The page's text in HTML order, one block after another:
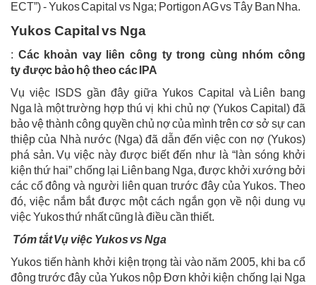
ECT”) - Yukos Capital vs Nga; Portigon AG vs Tây Ban Nha.
Yukos Capital vs Nga
: Các khoản vay liên công ty trong cùng nhóm công
ty được bảo hộ theo các IPA
Vụ việc ISDS gần đây giữa Yukos Capital và Liên bang
Nga là một trường hợp thú vị khi chủ nợ (Yukos Capital) đã
bảo vệ thành công quyền chủ nợ của mình trên cơ sở sự can
thiệp của Nhà nước (Nga) đã dẫn đến việc con nợ (Yukos)
phá sản. Vụ việc này được biết đến như là “làn sóng khởi
kiện thứ hai” chống lại Liên bang Nga, được khởi xướng bởi
các cổ đông và người liên quan trước đây của Yukos. Theo
đó, việc nắm bắt được một cách ngắn gọn về nội dung vụ
việc Yukos thứ nhất cũng là điều cần thiết.
Tóm tắt Vụ việc Yukos vs Nga
Yukos tiến hành khởi kiện trọng tài vào năm 2005, khi ba cổ
đông trước đây của Yukos nộp Đơn khởi kiện chống lại Nga